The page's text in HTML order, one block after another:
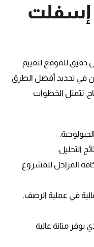
إسفلت
دقيق للموقع لتقييم
في تحديد أفضل الطرق
تتمثل الخطوات
التحليل.
المراحل للمشروع.
في عملية الرصف.
يوفر متانة عالية